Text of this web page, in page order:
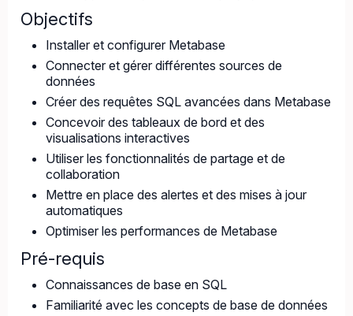
Objectifs
Installer et configurer Metabase
Connecter et gérer différentes sources de
données
Créer des requêtes SQL avancées dans Metabase
Concevoir des tableaux de bord et des
visualisations interactives
Utiliser les fonctionnalités de partage et de
collaboration
Mettre en place des alertes et des mises à jour
automatiques
Optimiser les performances de Metabase
Pré-requis
Connaissances de base en SQL
Familiarité avec les concepts de base de données